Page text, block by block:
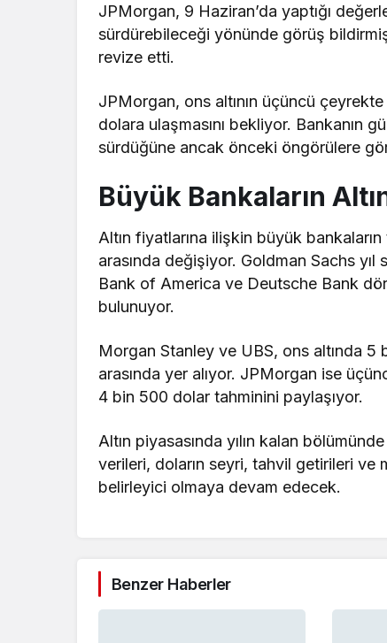
JPMorgan, 9 Haziran’da yaptığı
sürdürebileceği yönünde görüş
revize etti.
JPMorgan, ons altının üçüncü
dolara ulaşmasını bekliyor. Bankanın
sürdüğüne ancak önceki öngörülere
Büyük Bankaların
Altın fiyatlarına ilişkin büyük
arasında değişiyor. Goldman Sachs
Bank of America ve Deutsche Bank
bulunuyor.
Morgan Stanley ve UBS, ons altında
arasında yer alıyor. JPMorgan ise
4 bin 500 dolar tahminini paylaşıyor.
Altın piyasasında yılın kalan
verileri, doların seyri, tahvil getirileri ve
belirleyici olmaya devam edecek.
Benzer Haberler